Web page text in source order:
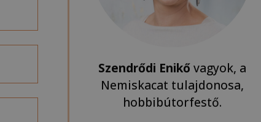
Szendrődi Enikővagyok, a
Nemiskacat tulajdonosa,
hobbibútorfestő.